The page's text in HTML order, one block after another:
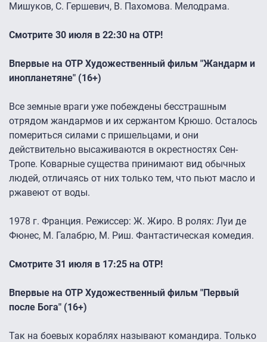
Мишуков, С. Гершевич, В. Пахомова. Мелодрама.
Смотрите 30 июля в 22:30 на ОТР!
Впервые на ОТР Художественный фильм "Жандарм и
инопланетяне" (16+)
Все земные враги уже побеждены бесстрашным
отрядом жандармов и их сержантом Крюшо. Осталось
помериться силами с пришельцами, и они
действительно высаживаются в окрестностях Сен-
Тропе. Коварные существа принимают вид обычных
людей, отличаясь от них только тем, что пьют масло и
ржавеют от воды.
1978 г. Франция. Режиссер: Ж. Жиро. В ролях: Луи де
Фюнес, М. Галабрю, М. Риш. Фантастическая комедия.
Смотрите 31 июля в 17:25 на ОТР!
Впервые на ОТР Художественный фильм "Первый
после Бога" (16+)
Так на боевых кораблях называют командира. Только